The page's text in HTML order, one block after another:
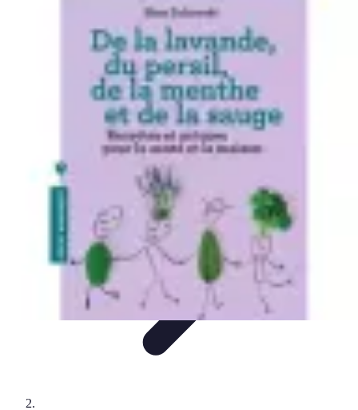
Astuces NaturellesAstuces Pratiques
Méditation et
Routines et Habitudes Techniques de Relaxation
Astuces Anti Stress